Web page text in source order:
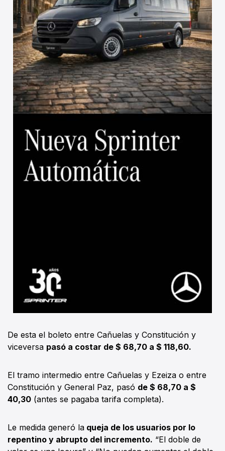
De esta el boleto entre Cañuelas y Constitución y
viceversa pasó a costar de $ 68,70 a $ 118,60.
El tramo intermedio entre Cañuelas y Ezeiza o entre
Constitución y General Paz, pasó de $ 68,70 a $
40,30 (antes se pagaba tarifa completa).
Le medida generó la queja de los usuarios por lo
repentino y abrupto del incremento. “El doble de